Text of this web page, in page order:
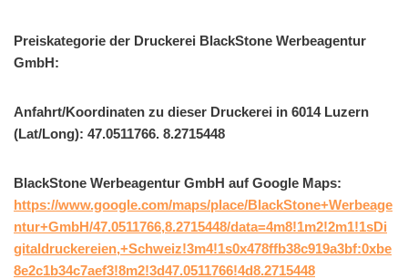
Preiskategorie der Druckerei BlackStone Werbeagentur
GmbH:
Anfahrt/Koordinaten zu dieser Druckerei in 6014 Luzern
(Lat/Long): 47.0511766. 8.2715448
BlackStone Werbeagentur GmbH auf Google Maps:
https://www.google.com/maps/place/BlackStone+Werbeage
ntur+GmbH/47.0511766,8.2715448/data=4m8!1m2!2m1!1sDi
gitaldruckereien,+Schweiz!3m4!1s0x478ffb38c919a3bf:0xbe
8e2c1b34c7aef3!8m2!3d47.0511766!4d8.2715448